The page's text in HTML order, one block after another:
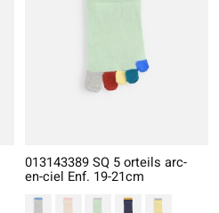
013143389 SQ 5 orteils arc-
en-ciel Enf. 19-21cm